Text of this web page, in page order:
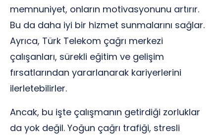
memnuniyet, onların motivasyonunu artırır.
Bu da daha iyi bir hizmet sunmalarını sağlar.
Ayrıca, Türk Telekom çağrı merkezi
çalışanları, sürekli eğitim ve gelişim
fırsatlarından yararlanarak kariyerlerini
ilerletebilirler.
Ancak, bu işte çalışmanın getirdiği zorluklar
da yok değil. Yoğun çağrı trafiği, stresli